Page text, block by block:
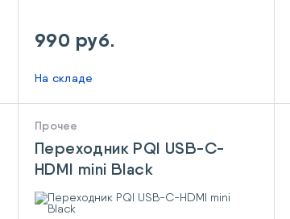
990 руб.
На складе
Прочее
Переходник PQI USB-C-
HDMI mini Black